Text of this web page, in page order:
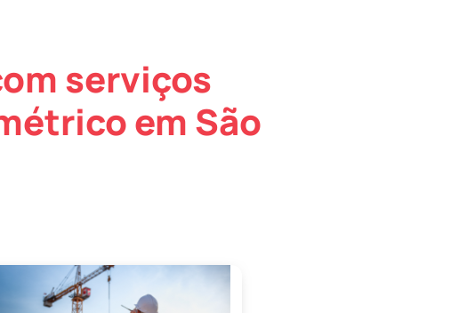
serviços
em São